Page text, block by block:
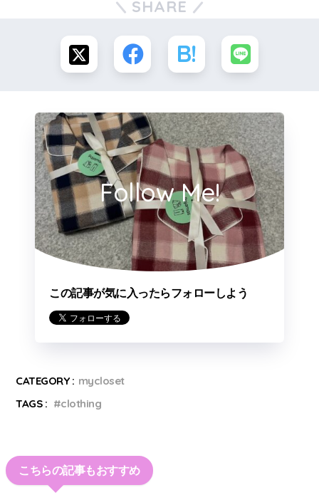
SHARE
Follow Me!
この記事が気に入ったらフォローしよう
CATEGORY : mycloset
TAGS :
clothing
こちらの記事もおすすめ